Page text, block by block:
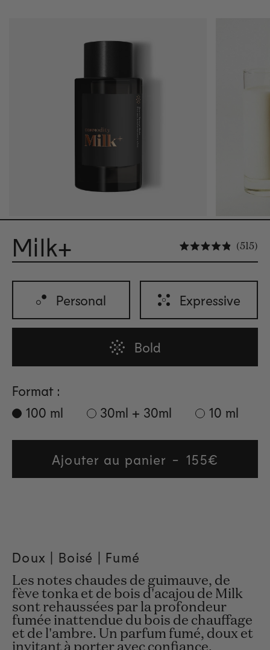
Milk+ 515
Personal Expressive
Bold
Format :
100 ml
30ml + 30ml 10 ml
Ajouter au panier
Regular
price
155€
Doux | Boisé | Fumé
Les notes chaudes de guimauve, de
fève tonka et de bois d'acajou de Milk
sont rehaussées par la profondeur
fumée inattendue du bois de chauffage
et de l'ambre. Un parfum fumé, doux et